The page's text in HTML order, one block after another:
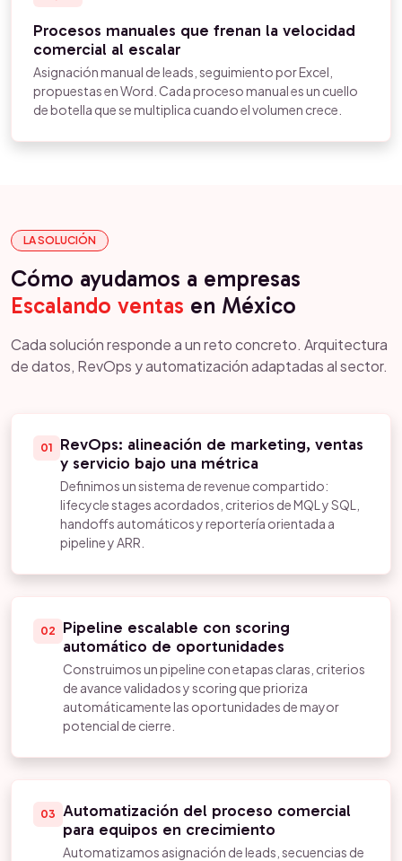
Procesos manuales que frenan la velocidad
comercial al escalar
Asignación manual de leads, seguimiento por Excel,
propuestas en Word. Cada proceso manual es un cuello
de botella que se multiplica cuando el volumen crece.
LA SOLUCIÓN
Cómo ayudamos a empresas
Escalando ventas en México
Cada solución responde a un reto concreto. Arquitectura
de datos, RevOps y automatización adaptadas al sector.
01
RevOps: alineación de marketing, ventas
y servicio bajo una métrica
Definimos un sistema de revenue compartido:
lifecycle stages acordados, criterios de MQL y SQL,
handoffs automáticos y reportería orientada a
pipeline y ARR.
02
Pipeline escalable con scoring
automático de oportunidades
Construimos un pipeline con etapas claras, criterios
de avance validados y scoring que prioriza
automáticamente las oportunidades de mayor
potencial de cierre.
03 Automatización del proceso comercial
para equipos en crecimiento
Automatizamos asignación de leads, secuencias de